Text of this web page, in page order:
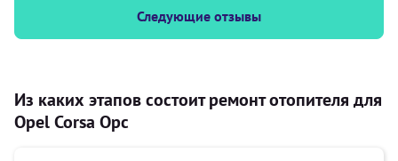
Следующие отзывы
Из каких этапов состоит ремонт отопителя для
Opel Corsa Opc